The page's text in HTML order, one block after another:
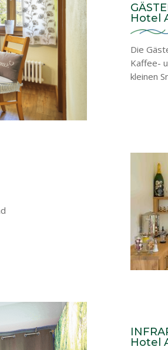
Hotel
Die
Kaffee-
kleinen
Hotel